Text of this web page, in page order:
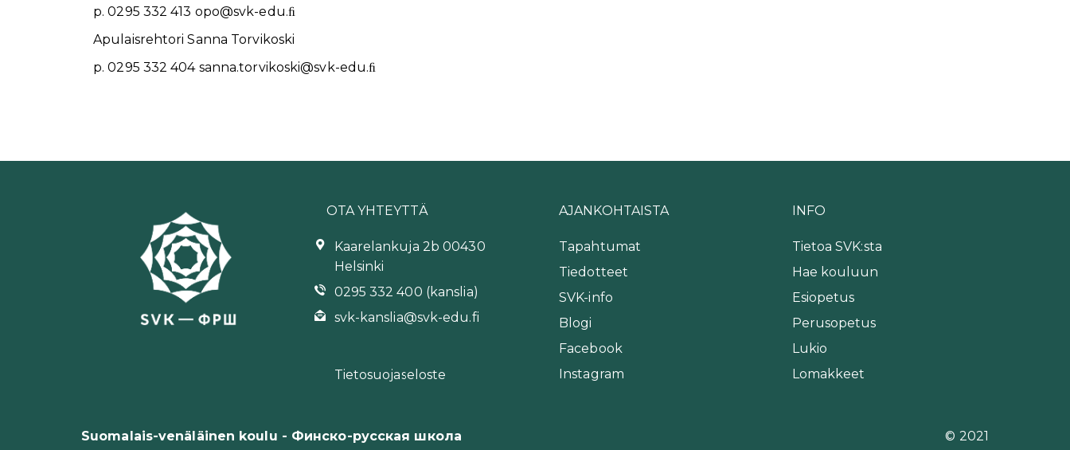
p. 0295 332 413 opo@svk-edu.ﬁ
Apulaisrehtori Sanna Torvikoski
p. 0295 332 404 sanna.torvikoski@svk-edu.ﬁ
OTA YHTEYTTÄ
Kaarelankuja 2b 00430
Helsinki
0295 332 400 (kanslia)
svk-kanslia@svk-edu.fi
Tietosuojaseloste
AJANKOHTAISTA
Tapahtumat
Tiedotteet
SVK-info
Blogi
Facebook
Instagram
INFO
Tietoa SVK:sta
Hae kouluun
Esiopetus
Perusopetus
Lukio
Lomakkeet
Suomalais-venäläinen koulu - Финско-русская школа © 2021